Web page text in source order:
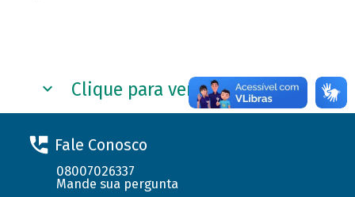
Clique para ver como foi
Fale Conosco
08007026337
Mande sua pergunta